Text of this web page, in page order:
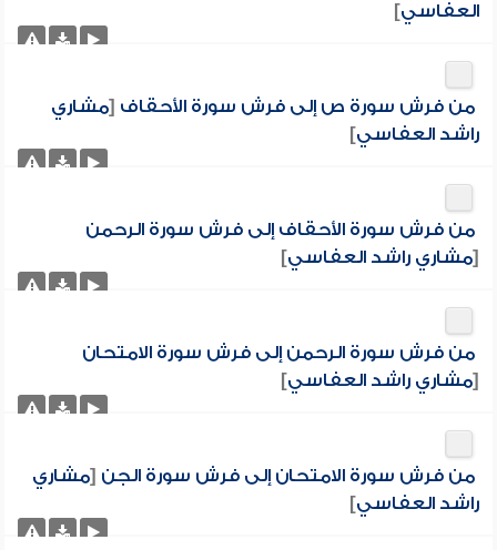
العفاسي]
من فرش سورة ص إلى فرش سورة الأحقاف [مشاري
راشد العفاسي]
من فرش سورة الأحقاف إلى فرش سورة الرحمن
[مشاري راشد العفاسي]
من فرش سورة الرحمن إلى فرش سورة الامتحان
[مشاري راشد العفاسي]
من فرش سورة الامتحان إلى فرش سورة الجن [مشاري
راشد العفاسي]